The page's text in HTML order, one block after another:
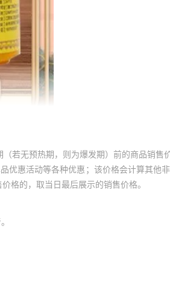
若无预热期，则为爆发期）前的商品销售
优惠活动等各种优惠；该价格会计算其他
格的，取当日最后展示的销售价格。